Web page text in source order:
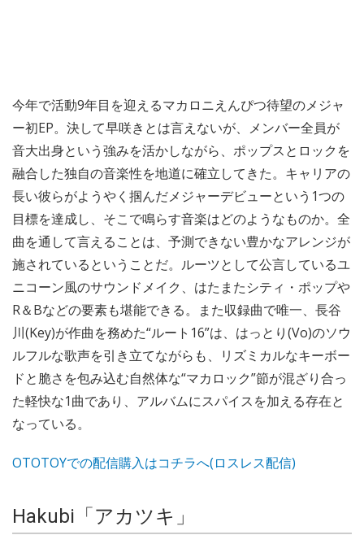
今年で活動9年目を迎えるマカロニえんぴつ待望のメジャ
ー初EP。決して早咲きとは言えないが、メンバー全員が
音大出身という強みを活かしながら、ポップスとロックを
融合した独自の音楽性を地道に確立してきた。キャリアの
長い彼らがようやく掴んだメジャーデビューという1つの
目標を達成し、そこで鳴らす音楽はどのようなものか。全
曲を通して言えることは、予測できない豊かなアレンジが
施されているということだ。ルーツとして公言しているユ
ニコーン風のサウンドメイク、はたまたシティ・ポップや
R＆Bなどの要素も堪能できる。また収録曲で唯一、長谷
川(Key)が作曲を務めた“ルート16”は、はっとり(Vo)のソウ
ルフルな歌声を引き立てながらも、リズミカルなキーボー
ドと脆さを包み込む自然体な“マカロック”節が混ざり合っ
た軽快な1曲であり、アルバムにスパイスを加える存在と
なっている。
OTOTOYでの配信購入はコチラへ(ロスレス配信)
Hakubi「アカツキ」